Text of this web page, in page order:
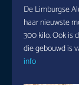
De Limburgse
haar nieuwste
300 kilo. Ook is
die gebouwd is
info